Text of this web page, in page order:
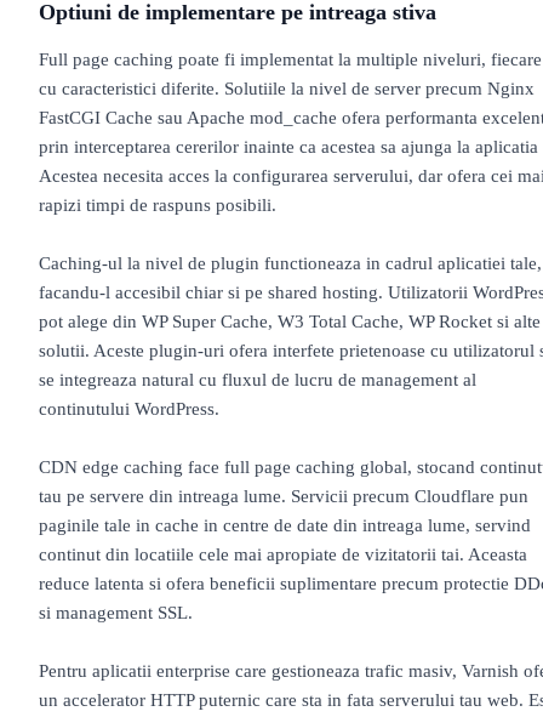
Optiuni de implementare pe intreaga stiva
Full page caching poate fi implementat la multiple niveluri, fiecare
cu caracteristici diferite. Solutiile la nivel de server precum Nginx
FastCGI Cache sau Apache mod_cache ofera performanta
prin interceptarea cererilor inainte ca acestea sa ajunga la aplicatia
Acestea necesita acces la configurarea serverului, dar ofera cei
rapizi timpi de raspuns posibili.
Caching-ul la nivel de plugin functioneaza in cadrul aplicatiei tale,
facandu-l accesibil chiar si pe shared hosting. Utilizatorii
pot alege din WP Super Cache, W3 Total Cache, WP Rocket si alte
solutii. Aceste plugin-uri ofera interfete prietenoase cu utilizatorul
se integreaza natural cu fluxul de lucru de management al
continutului WordPress.
CDN edge caching face full page caching global, stocand
tau pe servere din intreaga lume. Servicii precum Cloudflare pun
paginile tale in cache in centre de date din intreaga lume, servind
continut din locatiile cele mai apropiate de vizitatorii tai. Aceasta
reduce latenta si ofera beneficii suplimentare precum protectie
si management SSL.
Pentru aplicatii enterprise care gestioneaza trafic masiv, Varnish
un accelerator HTTP puternic care sta in fata serverului tau web.